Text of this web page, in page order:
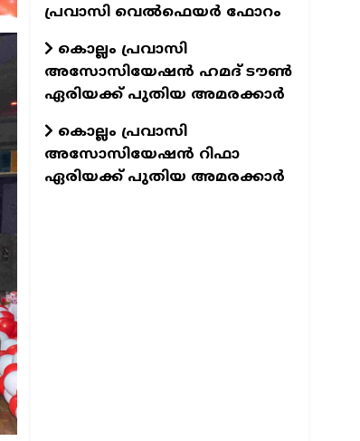
പ്രവാസി വെൽഫെയർ ഫോറം
കൊല്ലം പ്രവാസി
അസോസിയേഷന്‍ ഹമദ് ടൗണ്‍
ഏരിയക്ക് പുതിയ അമരക്കാര്‍
കൊല്ലം പ്രവാസി
അസോസിയേഷന്‍ റിഫാ
ഏരിയക്ക് പുതിയ അമരക്കാര്‍